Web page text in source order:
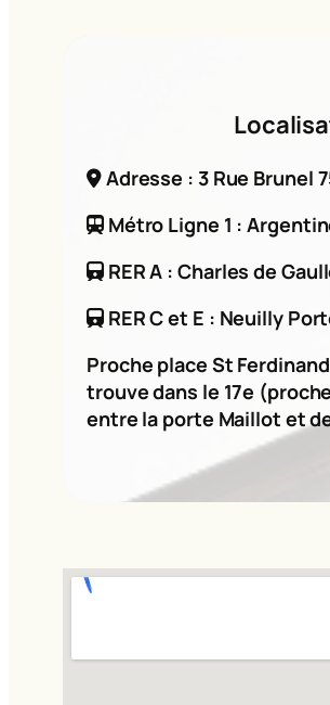
Adresse : 3 Rue Brunel
Métro Ligne 1 :
RER A : Charles de
RER C et E : Neuilly
Proche place St
trouve dans le 17e
entre la porte Maillot et